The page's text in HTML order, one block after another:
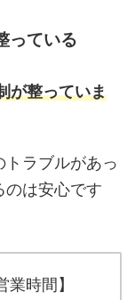
っている
が整っていま
ラブルがあっ
のは安心です
業時間】